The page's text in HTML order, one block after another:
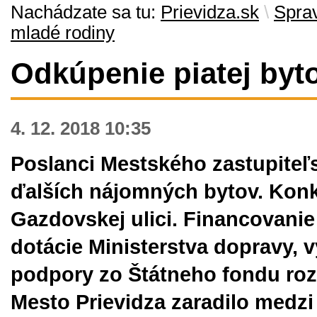
Nachádzate sa tu: Prievidza.sk \
mladé rodiny
Odkúpenie piatej
4. 12. 2018 10:35
Poslanci Mestského
ďalších nájomných bytov.
Gazdovskej ulici.
dotácie Ministerstva dopravy,
podpory zo Štátneho fondu
Mesto Prievidza zaradilo